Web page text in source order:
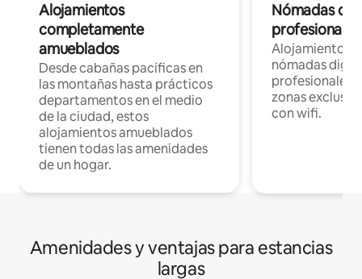
Alojamientos
completamente
amueblados
Desde cabañas pacíficas en
las montañas hasta prácticos
departamentos en el medio
de la ciudad, estos
alojamientos amueblados
tienen todas las amenidades
de un hogar.
Nómadas
Alojamientos
nómadas
profesionales
zonas
con wifi.
Amenidades y ventajas para estancias
largas